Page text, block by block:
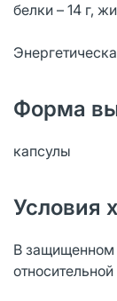
белки – 14 г,
Форма
капсулы
Условия
В защищенном